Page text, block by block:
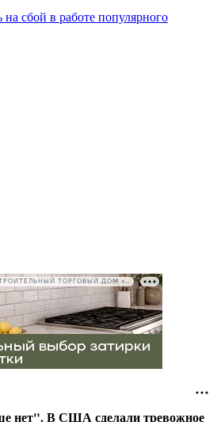
сбой в работе популярного
РЕКЛАМА • ООО СТРОИТЕЛЬНЫЙ ТОРГОВЫЙ ДОМ «ПЕТРОВИЧ», ИНН 7802348846
нет". В США сделали тревожное